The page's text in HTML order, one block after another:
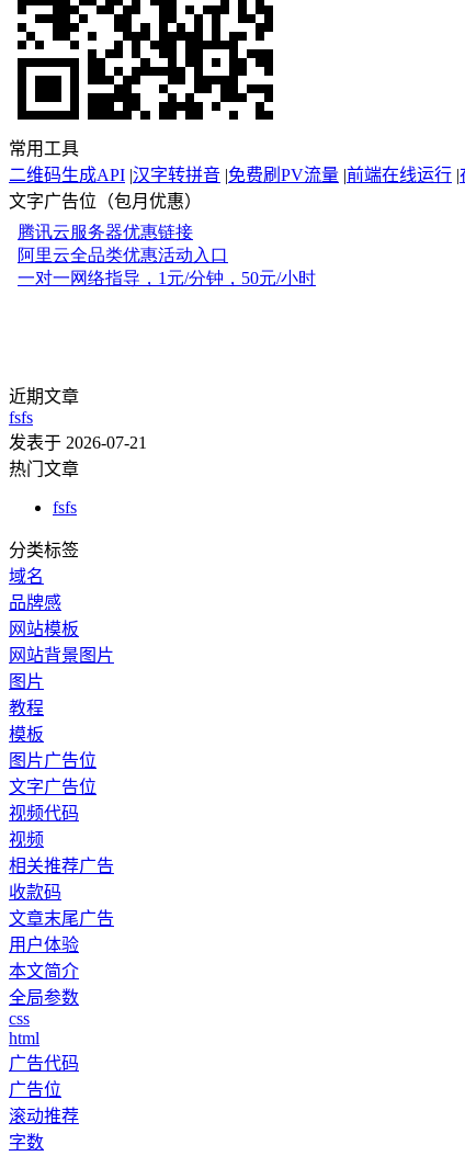
常用工具
二维码生成API |汉字转拼音 |免费刷PV流量 |前端在线运行 |
文字广告位（包月优惠）
近期文章
fsfs
发表于 2026-07-21
热门文章
fsfs
分类标签
域名
品牌感
网站模板
网站背景图片
图片
教程
模板
图片广告位
文字广告位
视频代码
视频
相关推荐广告
收款码
文章末尾广告
用户体验
本文简介
全局参数
css
html
广告代码
广告位
滚动推荐
字数